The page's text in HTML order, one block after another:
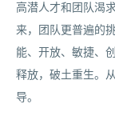
高潜人才和团队渴
来，团队更普遍的
能、开放、敏捷、
释放，破土重生。
导。